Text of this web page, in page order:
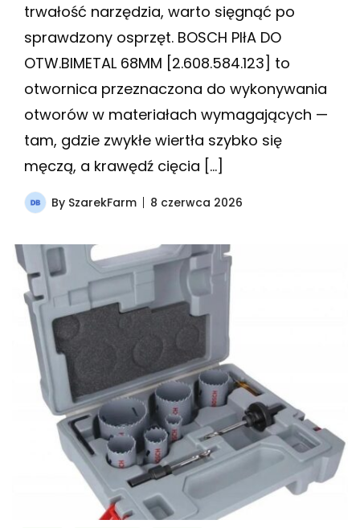
trwałość narzędzia, warto sięgnąć po
sprawdzony osprzęt. BOSCH PIłA DO
OTW.BIMETAL 68MM [2.608.584.123] to
otwornica przeznaczona do wykonywania
otworów w materiałach wymagających —
tam, gdzie zwykłe wiertła szybko się
męczą, a krawędź cięcia […]
By SzarekFarm 8 czerwca 2026